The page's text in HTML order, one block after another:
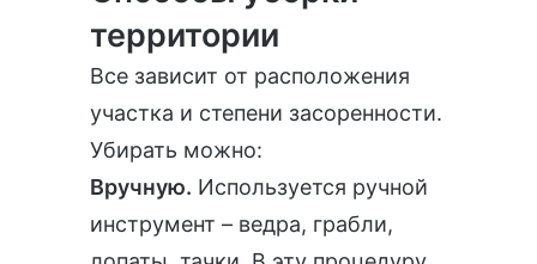
территории
Все зависит от расположения
участка и степени засоренности.
Убирать можно:
Вручную. Используется ручной
инструмент – ведра, грабли,